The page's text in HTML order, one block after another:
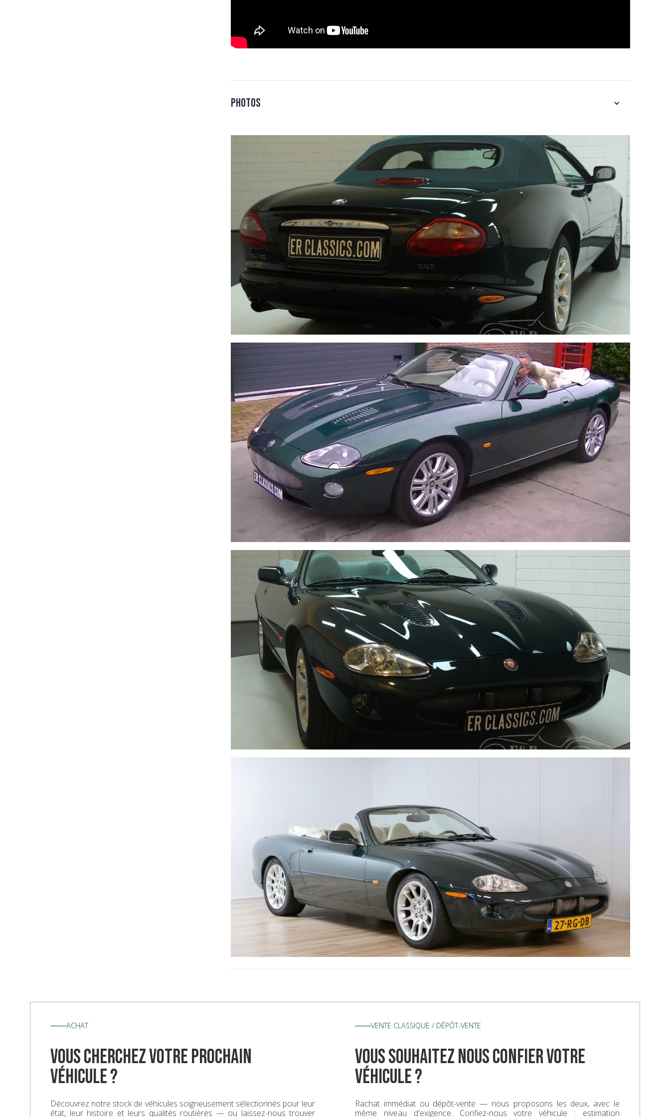
Photos
ACHAT
vous cherchez votre prochain
véhicule ?
Découvrez notre stock de véhicules soigneusement sélectionnés pour leur
état, leur histoire et leurs qualités routières — ou laissez-nous trouver
VENTE CLASSIQUE / DÉPÔT-VENTE
vous souhaitez nous confier votre
véhicule ?
Rachat immédiat ou dépôt-vente — nous proposons les deux, avec le
même niveau d'exigence. Confiez-nous votre véhicule : estimation